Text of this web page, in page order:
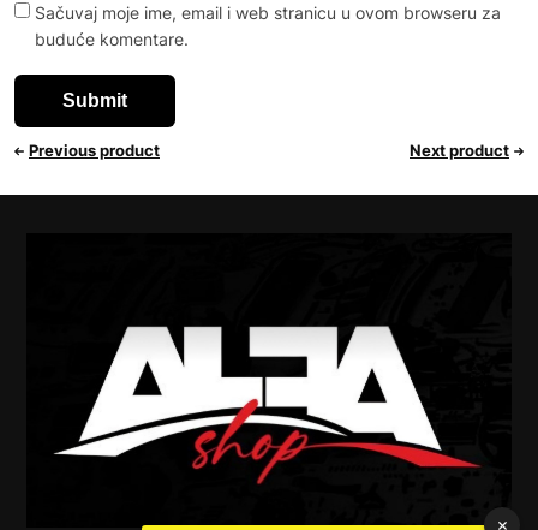
Sačuvaj moje ime, email i web stranicu u ovom browseru za
buduće komentare.
Previous product Next product